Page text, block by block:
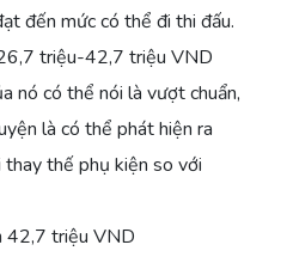
đến mức có thể đi thi đấu.
triệu-42,7 triệu VND
nó có thể nói là vượt chuẩn,
là có thể phát hiện ra
thế phụ kiện so với
42,7 triệu VND